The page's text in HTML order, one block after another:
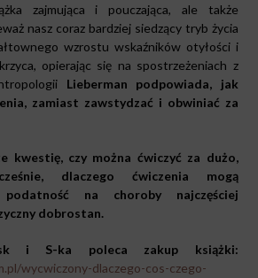
zajmująca i pouczająca, ale także
nasz coraz bardziej siedzący tryb życia
wzrostu wskaźników otyłości i
opierając się na spostrzeżeniach z
Lieberman podpowiada, jak
zamiast zawstydzać i obwiniać za
kwestię, czy można ćwiczyć za dużo,
dlaczego ćwiczenia mogą
podatność na choroby najczęściej
dobrostan.
i S-ka poleca zakup książki:
wycwiczony-dlaczego-cos-czego-